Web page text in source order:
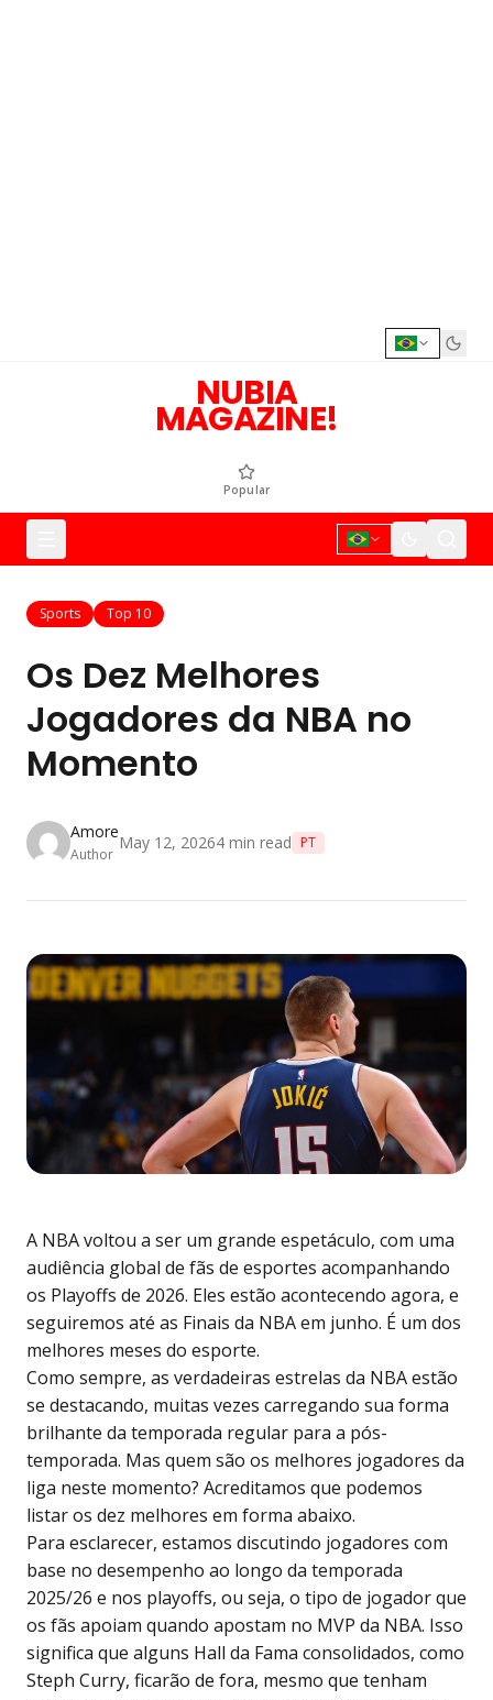
NUBIA
MAGAZINE!
Popular
Sports Top 10
Os Dez Melhores
Jogadores da NBA no
Momento
Amore
Author
May 12, 20264 min read PT
A NBA voltou a ser um grande espetáculo, com uma
audiência global de fãs de esportes acompanhando
os Playoffs de 2026. Eles estão acontecendo agora, e
seguiremos até as Finais da NBA em junho. É um dos
melhores meses do esporte.
Como sempre, as verdadeiras estrelas da NBA estão
se destacando, muitas vezes carregando sua forma
brilhante da temporada regular para a pós-
temporada. Mas quem são os melhores jogadores da
liga neste momento? Acreditamos que podemos
listar os dez melhores em forma abaixo.
Para esclarecer, estamos discutindo jogadores com
base no desempenho ao longo da temporada
2025/26 e nos playoffs, ou seja, o tipo de jogador que
os fãs apoiam quando apostam no MVP da NBA. Isso
significa que alguns Hall da Fama consolidados, como
Steph Curry, ficarão de fora, mesmo que tenham